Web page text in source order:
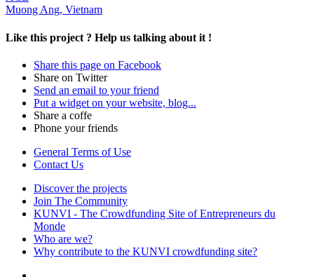
Muong Ang, Vietnam
Like this project ? Help us talking about it !
Share this page on Facebook
Share on Twitter
Send an email to your friend
Put a widget on your website, blog...
Share a coffe
Phone your friends
General Terms of Use
Contact Us
Discover the projects
Join The Community
KUNVI - The Crowdfunding Site of Entrepreneurs du
Monde
Who are we?
Why contribute to the KUNVI crowdfunding site?